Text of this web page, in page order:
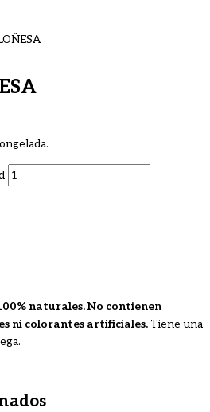
naturales. No contienen
ni colorantes artificiales. Tiene una